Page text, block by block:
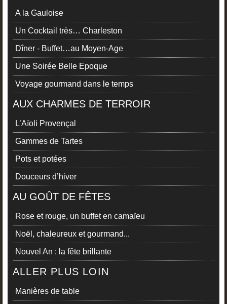
A la Gauloise
Un Cocktail très… Charleston
Dîner - Buffet…au Moyen-Age
Une Soirée Belle Epoque
Voyage gourmand dans le temps
AUX CHARMES DE TERROIR
L’Aïoli Provençal
Gammes de Tartes
Pots et potées
Douceurs d’hiver
AU GOÛT DE FÊTES
Rose et rouge, un buffet en camaïeu
Noël, chaleureux et gourmand...
Nouvel An : la fête brillante
ALLER PLUS LOIN
Manières de table